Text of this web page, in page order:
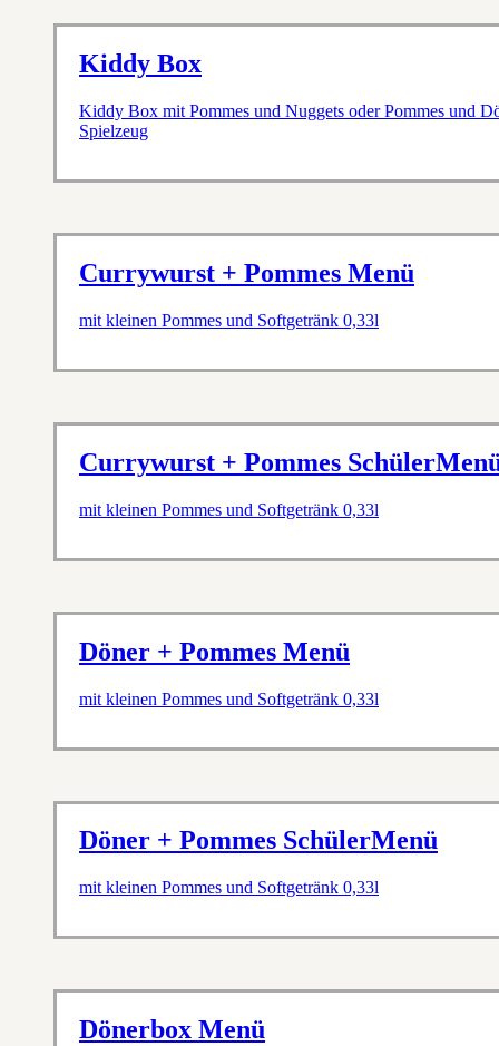
Kiddy Box
Kiddy Box mit Pommes und Nuggets oder Pommes und
Spielzeug
Currywurst + Pommes Menü
mit kleinen Pommes und Softgetränk 0,33l
Currywurst + Pommes
mit kleinen Pommes und Softgetränk 0,33l
Döner + Pommes Menü
mit kleinen Pommes und Softgetränk 0,33l
Döner + Pommes SchülerMenü
mit kleinen Pommes und Softgetränk 0,33l
Dönerbox Menü